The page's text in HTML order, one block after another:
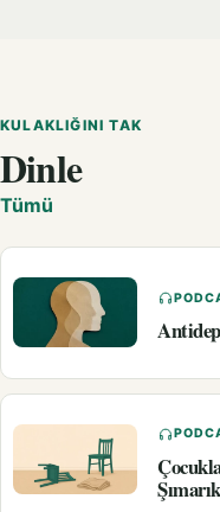
KULAKLIĞINI TAK
Dinle
Tümü